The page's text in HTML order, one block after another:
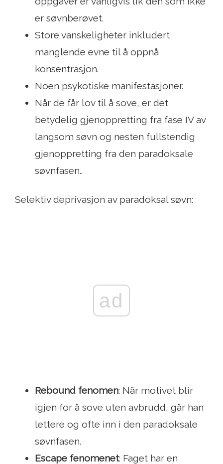
er søvnberøvet.
Store vanskeligheter inkludert
manglende evne til å oppnå
konsentrasjon.
Noen psykotiske manifestasjoner.
Når de får lov til å sove, er det
betydelig gjenoppretting fra fase IV av
langsom søvn og nesten fullstendig
gjenoppretting fra den paradoksale
søvnfasen..
Selektiv deprivasjon av paradoksal søvn:
ad
Rebound fenomen: Når motivet blir
igjen for å sove uten avbrudd, går han
lettere og ofte inn i den paradoksale
søvnfasen.
Escape fenomenet: Faget har en